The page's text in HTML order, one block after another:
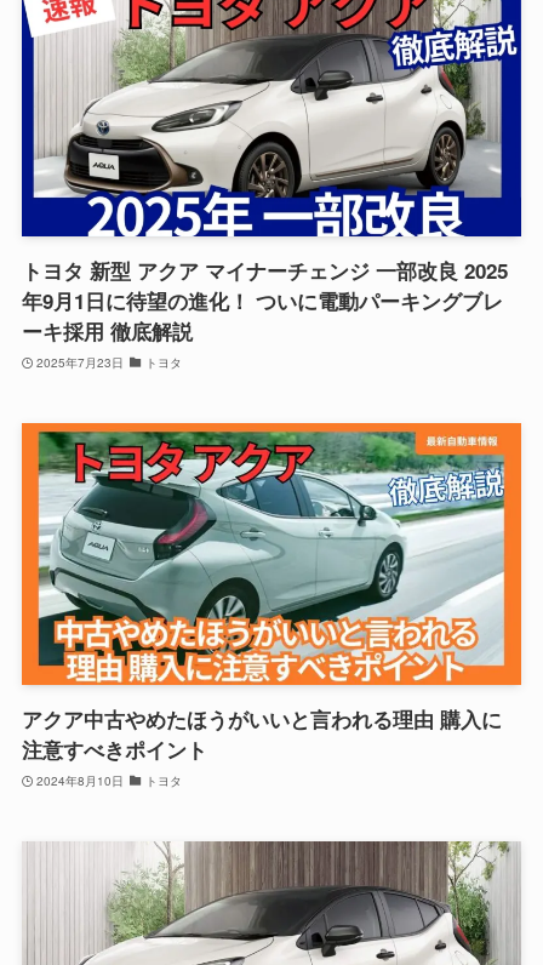
トヨタ 新型 アクア マイナーチェンジ 一部改良 2025
年9月1日に待望の進化！ ついに電動パーキングブレ
ーキ採用 徹底解説
2025年7月23日 トヨタ
アクア中古やめたほうがいいと言われる理由 購入に
注意すべきポイント
2024年8月10日 トヨタ